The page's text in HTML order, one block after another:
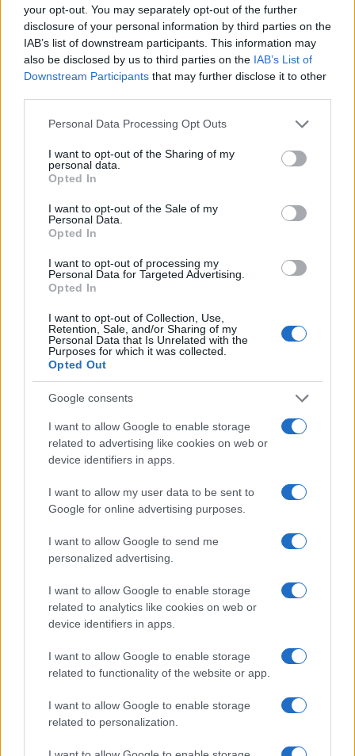
your opt-out. You may separately opt-out of the further
disclosure of your personal information by third parties on the
IAB’s list of downstream participants. This information may
also be disclosed by us to third parties on the IAB’s List of
Downstream Participants that may further disclose it to other
Please note that this website/app uses one or more Google
not limited to your visit or usage behaviour. You may click to
grant or deny consent to Google and its third-party tags to
use your data for below specified purposes in below Google
consent section.
Personal Data Processing Opt Outs
I want to opt-out of the Sharing of my
personal data.
Opted In
I want to opt-out of the Sale of my
Personal Data.
Opted In
I want to opt-out of processing my
Personal Data for Targeted Advertising.
Opted In
I want to opt-out of Collection, Use,
Retention, Sale, and/or Sharing of my
Personal Data that Is Unrelated with the
Purposes for which it was collected.
Opted Out
Google consents
I want to allow Google to enable storage
related to advertising like cookies on web or
device identifiers in apps.
I want to allow my user data to be sent to
Google for online advertising purposes.
I want to allow Google to send me
personalized advertising.
I want to allow Google to enable storage
related to analytics like cookies on web or
device identifiers in apps.
I want to allow Google to enable storage
related to functionality of the website or app.
I want to allow Google to enable storage
related to personalization.
Continue lendo
MOEDAS CRIPTOGRÁFICAS
Bitcoin no comércio: volatilidade, infraestrutura e educação do
usuário
Rafael Oliveira · 10 ago 2026
MOEDAS CRIPTOGRÁFICAS
Liu Zhou condenado por manipulação de mercado em
plataforma de criptomoedas
Rafael Oliveira · 10 ago 2026